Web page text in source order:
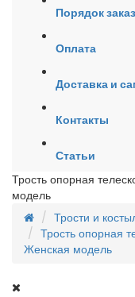
Порядок
Оплата
Доставка и
Контакты
Статьи
Трость опорная
модель
Трости и
Трость опорная
Женская модель